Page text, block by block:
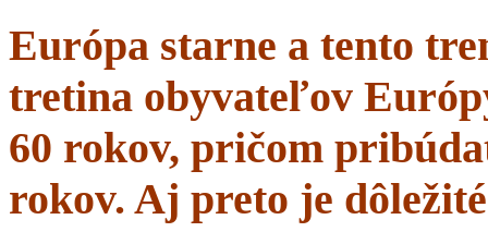
Európa starne a tento
tretina obyvateľov
60 rokov, pričom
rokov. Aj preto je